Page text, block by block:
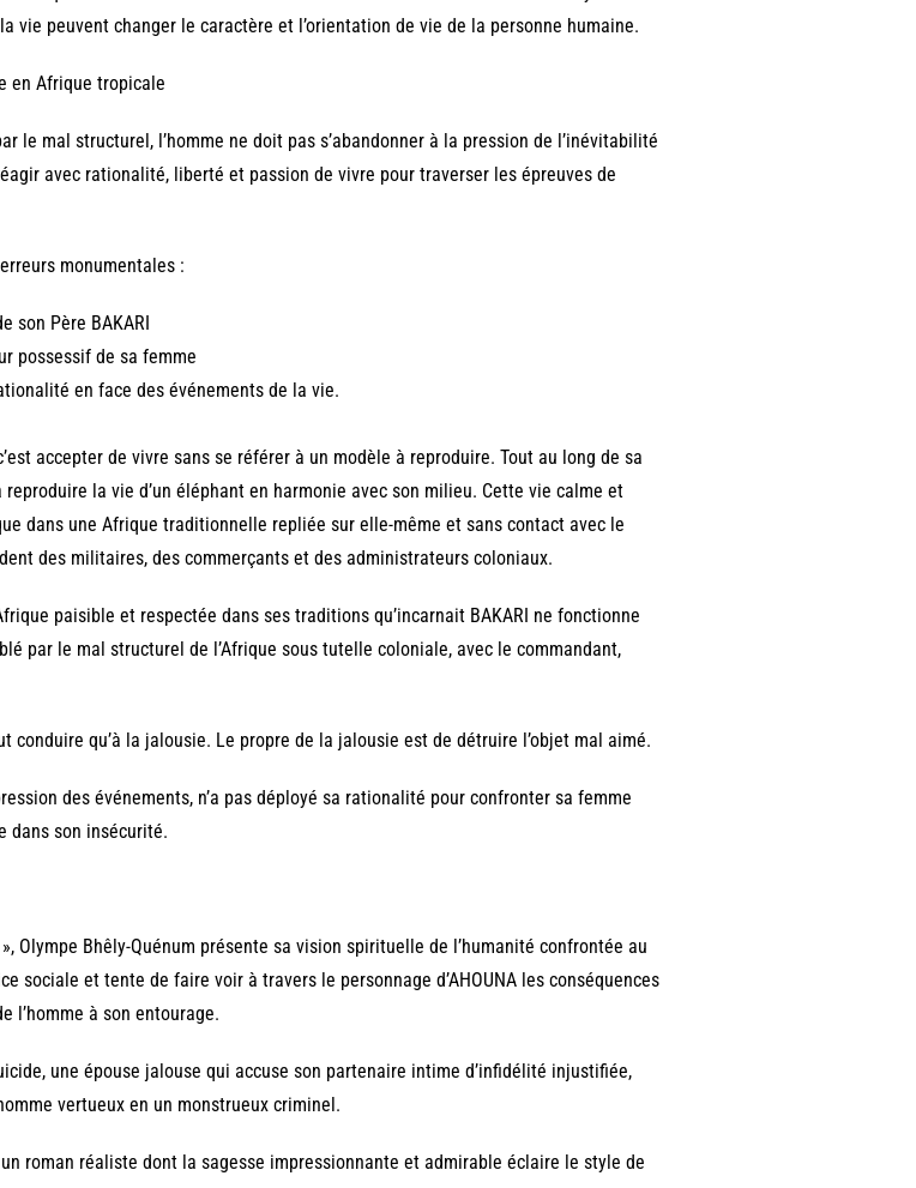
vie peuvent changer le caractère et l’orientation de vie de la personne humaine.
en Afrique tropicale
le mal structurel, l’homme ne doit pas s’abandonner à la pression de l’inévitabilité
avec rationalité, liberté et passion de vivre pour traverser les épreuves de
monumentales :
son Père BAKARI
possessif de sa femme
en face des événements de la vie.
accepter de vivre sans se référer à un modèle à reproduire. Tout au long de sa
reproduire la vie d’un éléphant en harmonie avec son milieu. Cette vie calme et
dans une Afrique traditionnelle repliée sur elle-même et sans contact avec le
des militaires, des commerçants et des administrateurs coloniaux.
paisible et respectée dans ses traditions qu’incarnait BAKARI ne fonctionne
par le mal structurel de l’Afrique sous tutelle coloniale, avec le commandant,
conduire qu’à la jalousie. Le propre de la jalousie est de détruire l’objet mal aimé.
des événements, n’a pas déployé sa rationalité pour confronter sa femme
dans son insécurité.
Olympe Bhêly-Quénum présente sa vision spirituelle de l’humanité confrontée au
sociale et tente de faire voir à travers le personnage d’AHOUNA les conséquences
l’homme à son entourage.
une épouse jalouse qui accuse son partenaire intime d’infidélité injustifiée,
vertueux en un monstrueux criminel.
roman réaliste dont la sagesse impressionnante et admirable éclaire le style de